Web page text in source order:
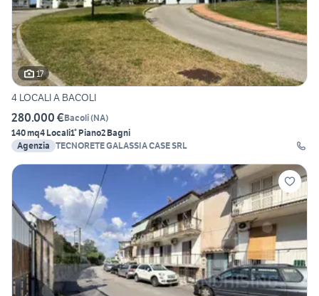
17
4 LOCALI A BACOLI
280.000 €Bacoli(NA)
140 mq4 Locali1° Piano2 Bagni
Agenzia TECNORETE GALASSIA CASE SRL